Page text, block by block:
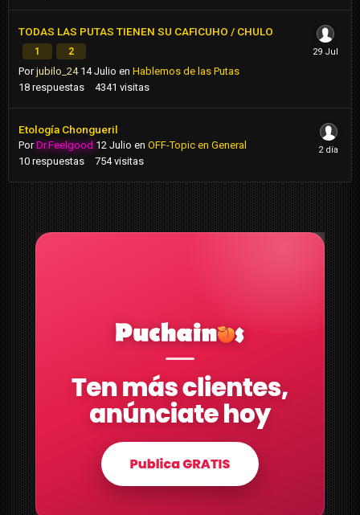
TODAS LAS PUTAS TIENEN SU CAFICUHO / CHULO
1 2
Porjubilo_24 14 Julio en Hablemos de las Putas
18 respuestas 4341 visitas
Etología Chongueril
PorDr.Feelgood 12 Julio en OFF-Topic en General
10 respuestas 754 visitas